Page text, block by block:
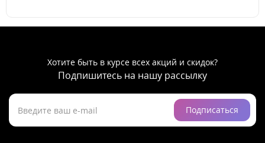
Хотите быть в курсе всех акций и скидок?
Подпишитесь на нашу рассылку
Подписаться